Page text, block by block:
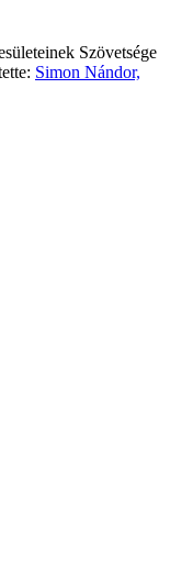
Szövetsége
Simon Nándor,